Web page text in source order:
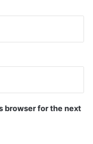
browser for the next